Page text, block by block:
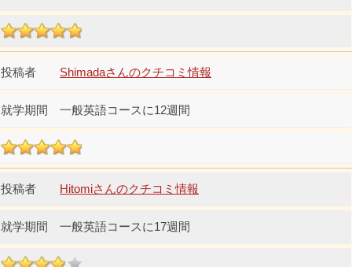
Shimadaさんのクチコミ情報
一般英語コースに12週間
Hitomiさんのクチコミ情報
一般英語コースに17週間